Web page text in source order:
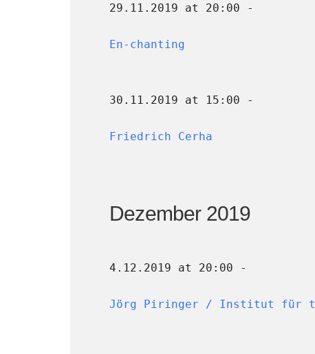
29.11.2019 at 20:00 -
En-chanting
30.11.2019 at 15:00 -
Friedrich Cerha
Dezember 2019
4.12.2019 at 20:00 -
Jörg Piringer / Institut für